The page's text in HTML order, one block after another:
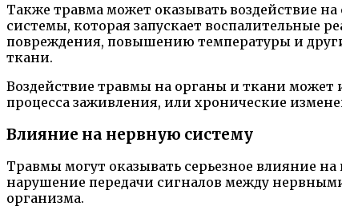
Также травма может оказывать воздействие
системы, которая запускает воспалительные
повреждения, повышению температуры и
ткани.
Воздействие травмы на органы и ткани может
процесса заживления, или хронические
Влияние на нервную систему
Травмы могут оказывать серьезное влияние
нарушение передачи сигналов между
организма.